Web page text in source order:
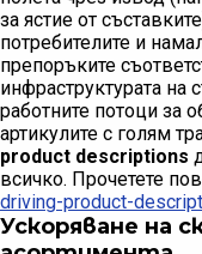
за ястие от
потребителите и
препоръките
инфраструктурата на
работните потоци за
артикулите с голям
product descriptions
всичко. Прочетете
driving-product-
Ускоряване на